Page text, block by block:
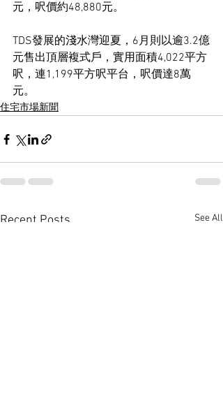
元，呎價約48,880元。
TDS發展的淺水灣迎夏，6月則以逾3.2億
元售出頂層複式戶，實用面積4,022平方
呎，連1,199平方呎平台，呎價達8萬
元。
住宅市場新聞
Recent Posts See All